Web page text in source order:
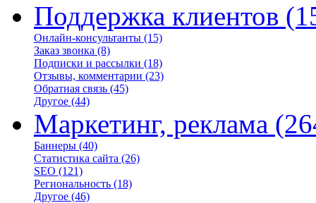
Поддержка клиентов
Онлайн-консультанты (15)
Заказ звонка (8)
Подписки и рассылки (18)
Отзывы, комментарии (23)
Обратная связь (45)
Другое (44)
Маркетинг, реклама
Баннеры (40)
Статистика сайта (26)
SEO (121)
Региональность (18)
Другое (46)